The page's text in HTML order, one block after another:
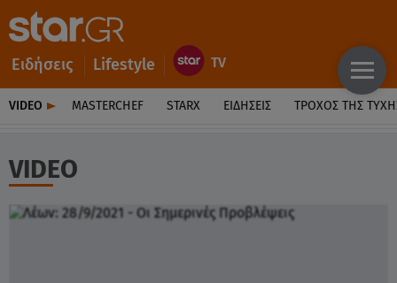
Ειδήσεις Lifestyle
VIDEO MASTERCHEF STARX ΕΙΔΉΣΕΙΣ ΤΡΟΧΌΣ ΤΗΣ
VIDEO